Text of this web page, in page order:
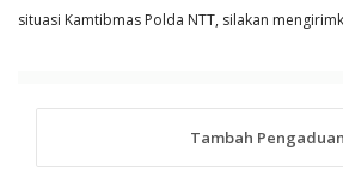
situasi Kamtibmas Polda NTT, silakan
Tambah Pengaduan